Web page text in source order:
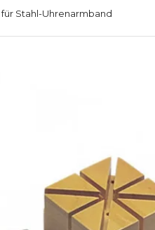
Stahl-Uhrenarmband